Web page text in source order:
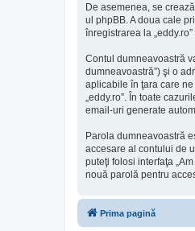
De asemenea, se
ul phpBB. A doua cale
înregistrarea la
Contul dumneavoastră
dumneavoastră”) şi o
aplicabile în ţara care
„eddy.ro”. În toate
email-uri generate
Parola dumneavoastră
accesare al contului de
puteţi folosi interfaţa
nouă parolă pentru
Prima pagină